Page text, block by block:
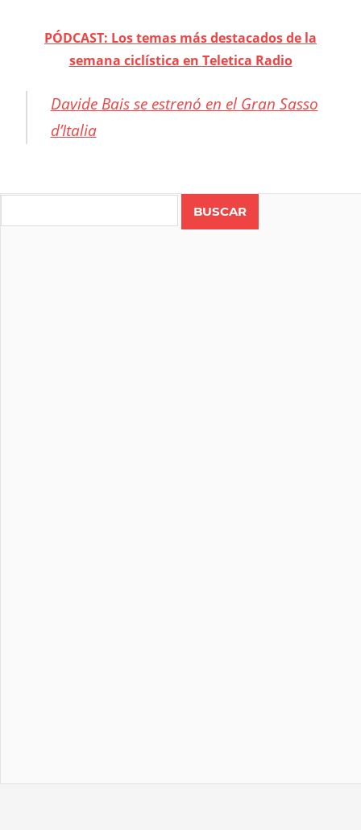
PÓDCAST: Los temas más destacados de la
semana ciclística en Teletica Radio
Davide Bais se estrenó en el Gran Sasso
d’Italia